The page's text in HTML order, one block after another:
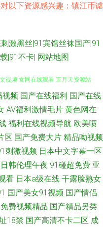
以下资源感兴趣：镇江币谑
激黑丝|91宾馆丝袜国产|91
|91不卡| 网站地图
aV经典在线导航 91后入黑丝 欧美
视频 女同在线观看 五月天资源站
一二区电影 日本不卡 精品一二一
成人日韩 97视频国产 aav老湿机
元码 天天日天天弄 黄色小视频
91大神麻豆精品 深夜激情av 九
视频 国产在线福利 国产在线
AV福利激情毛片 黄色网在
福利在线视频导航 欧美喷
区 国产免费大片 精品呦视频
刺激视频 日本中文字幕一区
韩伦理午夜 91碰超免费 亚
看 日本a级在线 干露脸熟女
国产美女91视频 国产情侣
费视频精品 国产精品另类
18禁 国产高清不卡二区 成